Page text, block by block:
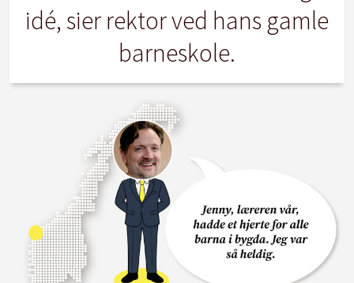
idé, sier rektor ved hans gamle
barneskole.